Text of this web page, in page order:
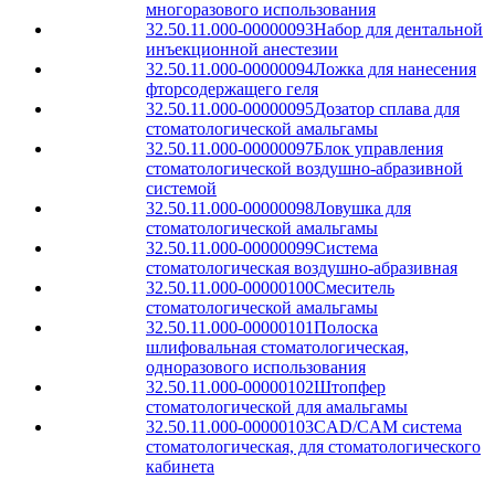
многоразового использования
32.50.11.000-00000093Набор для дентальной
инъекционной анестезии
32.50.11.000-00000094Ложка для нанесения
фторсодержащего геля
32.50.11.000-00000095Дозатор сплава для
стоматологической амальгамы
32.50.11.000-00000097Блок управления
стоматологической воздушно-абразивной
системой
32.50.11.000-00000098Ловушка для
стоматологической амальгамы
32.50.11.000-00000099Система
стоматологическая воздушно-абразивная
32.50.11.000-00000100Смеситель
стоматологической амальгамы
32.50.11.000-00000101Полоска
шлифовальная стоматологическая,
одноразового использования
32.50.11.000-00000102Штопфер
стоматологической для амальгамы
32.50.11.000-00000103CAD/CAM система
стоматологическая, для стоматологического
кабинета